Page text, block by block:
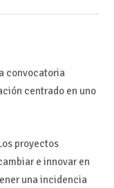
convocatoria
centrado en uno
proyectos
e innovar en
una incidencia